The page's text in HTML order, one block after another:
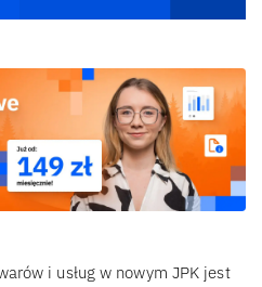
i usług w nowym JPK jest